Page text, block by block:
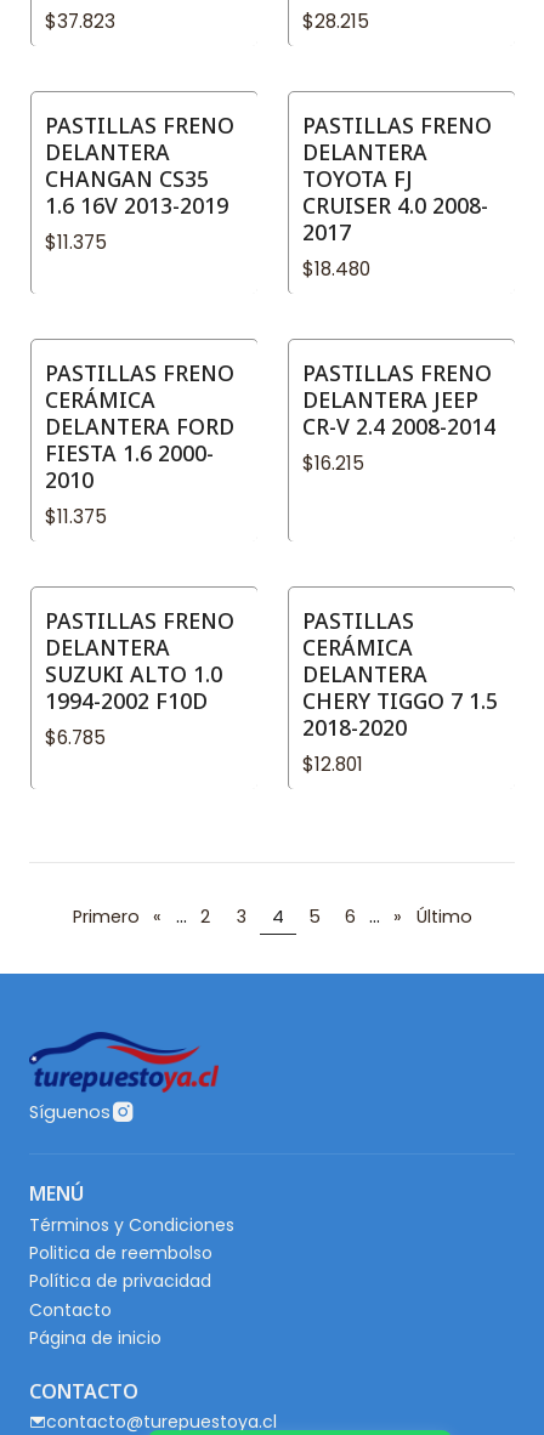
$37.823 $28.215
PASTILLAS FRENO
DELANTERA
CHANGAN CS35
1.6 16V 2013-2019
$11.375
PASTILLAS FRENO
DELANTERA
TOYOTA FJ
CRUISER 4.0 2008-
2017
$18.480
PASTILLAS FRENO
CERÁMICA
DELANTERA FORD
FIESTA 1.6 2000-
2010
$11.375
PASTILLAS FRENO
DELANTERA JEEP
CR-V 2.4 2008-2014
$16.215
PASTILLAS FRENO
DELANTERA
SUZUKI ALTO 1.0
1994-2002 F10D
$6.785
PASTILLAS
CERÁMICA
DELANTERA
CHERY TIGGO 7 1.5
2018-2020
$12.801
Primero « ... 2 3 4 5 6 ... » Último
Síguenos
MENÚ
Términos y Condiciones
Politica de reembolso
Política de privacidad
Contacto
Página de inicio
CONTACTO
contacto@turepuestoya.cl